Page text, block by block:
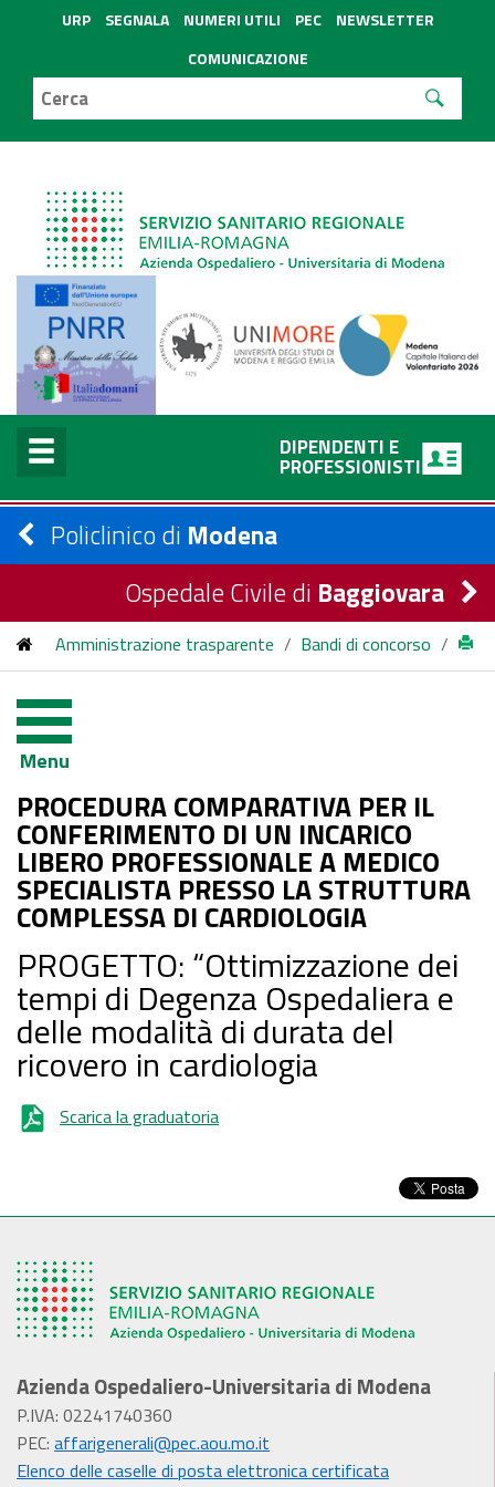
URP SEGNALA NUMERI UTILI PEC
NEWSLETTER
COMUNICAZIONE
DIPENDENTI E
PROFESSIONISTI
Policlinico di Modena
Ospedale Civile di Baggiovara
Amministrazione trasparente / Bandi di concorso /
PROCEDURA COMPARATIVA PER IL CONFERIMENTO DI UN
INCARICO LIBERO PROFESSIONALE A MEDICO SPECIALISTA
PRESSO LA STRUTTURA COMPLESSA DI CARDIOLOGIA
Menu
PROCEDURA COMPARATIVA PER IL
CONFERIMENTO DI UN INCARICO
LIBERO PROFESSIONALE A MEDICO
SPECIALISTA PRESSO LA STRUTTURA
COMPLESSA DI CARDIOLOGIA
PROGETTO: “Ottimizzazione dei
tempi di Degenza Ospedaliera e
delle modalità di durata del
ricovero in cardiologia
Scarica la graduatoria
Azienda Ospedaliero-Universitaria di Modena
P.IVA: 02241740360
PEC: affarigenerali@pec.aou.mo.it
Elenco delle caselle di posta elettronica certificata